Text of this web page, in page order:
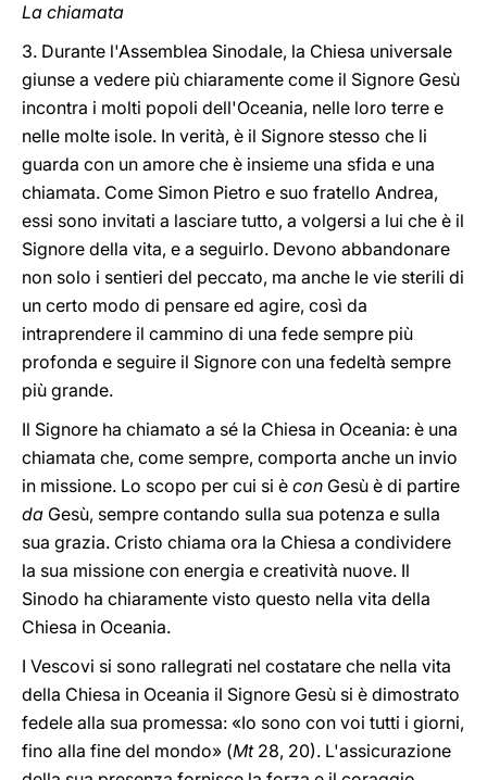
La chiamata
3. Durante l'Assemblea Sinodale, la Chiesa universale
giunse a vedere più chiaramente come il Signore Gesù
incontra i molti popoli dell'Oceania, nelle loro terre e
nelle molte isole. In verità, è il Signore stesso che li
guarda con un amore che è insieme una sfida e una
chiamata. Come Simon Pietro e suo fratello Andrea,
essi sono invitati a lasciare tutto, a volgersi a lui che è il
Signore della vita, e a seguirlo. Devono abbandonare
non solo i sentieri del peccato, ma anche le vie sterili di
un certo modo di pensare ed agire, così da
intraprendere il cammino di una fede sempre più
profonda e seguire il Signore con una fedeltà sempre
più grande.
Il Signore ha chiamato a sé la Chiesa in Oceania: è una
chiamata che, come sempre, comporta anche un invio
in missione. Lo scopo per cui si è con Gesù è di partire
da Gesù, sempre contando sulla sua potenza e sulla
sua grazia. Cristo chiama ora la Chiesa a condividere
la sua missione con energia e creatività nuove. Il
Sinodo ha chiaramente visto questo nella vita della
Chiesa in Oceania.
I Vescovi si sono rallegrati nel costatare che nella vita
della Chiesa in Oceania il Signore Gesù si è dimostrato
fedele alla sua promessa: «Io sono con voi tutti i giorni,
fino alla fine del mondo» (Mt28, 20). L'assicurazione